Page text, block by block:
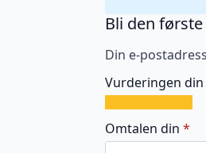
Bli den
Din e-
Vurderingen din
av
5
av
5
av
5
av
5
av
5
Omtalen din *